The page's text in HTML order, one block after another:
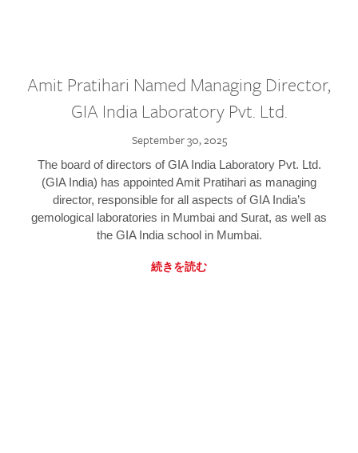
Amit Pratihari Named Managing Director,
GIA India Laboratory Pvt. Ltd.
September 30, 2025
The board of directors of GIA India Laboratory Pvt. Ltd.
(GIA India) has appointed Amit Pratihari as managing
director, responsible for all aspects of GIA India’s
gemological laboratories in Mumbai and Surat, as well as
the GIA India school in Mumbai.
続きを読む